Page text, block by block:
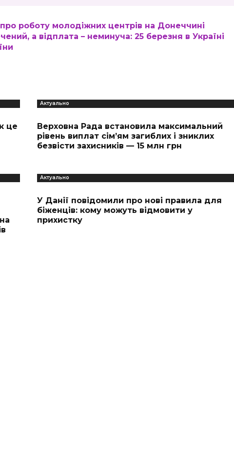
роботу молодіжних центрів на Донеччині
а відплата – неминуча: 25 березня в Україні
це
Актуально
Верховна Рада встановила максимальний
рівень виплат сім’ям загиблих і зниклих
безвісти захисників — 15 млн грн
Актуально
У Данії повідомили про нові правила для
біженців: кому можуть відмовити у
прихистку